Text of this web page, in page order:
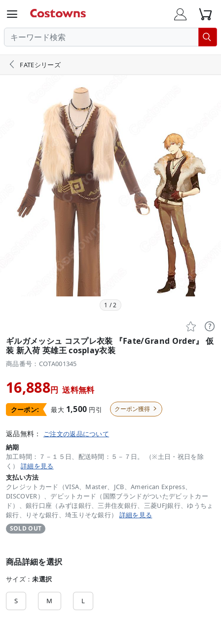
  

 FATEシリーズ
1 /2
 
ギルガメッシュ コスプレ衣装 『Fate/Grand Order』 仮
装 新入荷 英雄王 cosplay衣装
商品番号：COTA001345
16,888円 送料無料
クーポン: 最大 1,500 円引 クーポン獲得 
返品無料： ご注文の返品について
納期
加工時間：７－１５日、配送時間：５－７日。 （※土日・祝日を除
く） 詳細を見る
支払い方法
クレジットカード（VISA、Master、JCB、American Express、
DISCOVER）、デビットカード（国際ブランドがついたデビットカー
ド）、銀行口座（みずほ銀行、三井住友銀行、三菱UFJ銀行、ゆうちょ
銀行、りそな銀行、埼玉りそな銀行） 詳細を見る
SOLD OUT
商品詳細を選択
サイズ：未選択
S M L